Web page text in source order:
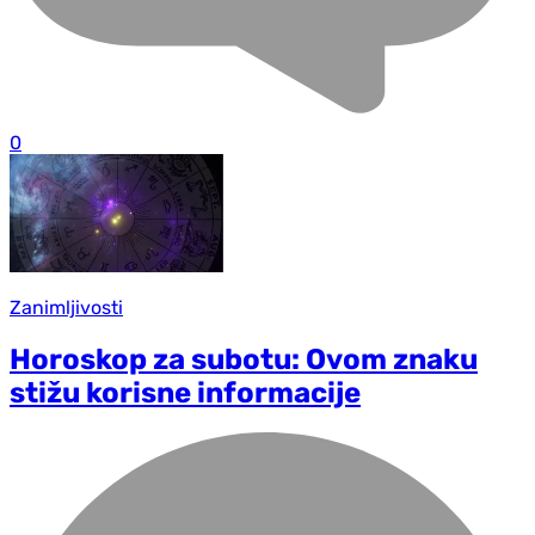
0
Zanimljivosti
Horoskop za subotu: Ovom znaku
stižu korisne informacije